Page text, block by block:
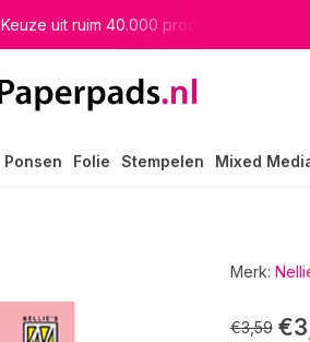
Keuze uit ruim 40.000 producten
Ponsen Folie Stempelen Mixed
Merk:
€3,59